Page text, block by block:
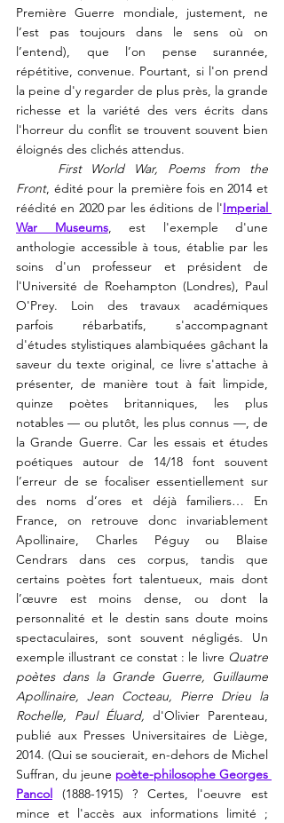
Première Guerre mondiale, justement, ne
l’est pas toujours dans le sens où on
l’entend), que l’on pense surannée,
répétitive, convenue. Pourtant, si l'on prend
la peine d'y regarder de plus près, la grande
richesse et la variété des vers écrits dans
l'horreur du conflit se trouvent souvent bien
éloignés des clichés attendus.
First World War, Poems from the
Front, édité pour la première fois en 2014 et
réédité en 2020 par les éditions de l'Imperial
War Museums,
est l'exemple d'une
anthologie accessible à tous, établie par les
soins d'un professeur et président de
l'Université de Roehampton (Londres), Paul
O'Prey. Loin des travaux académiques
parfois rébarbatifs, s'accompagnant
d'études stylistiques alambiquées gâchant la
saveur du texte original, ce livre s'attache à
présenter, de manière tout à fait limpide,
quinze poètes britanniques, les plus
notables — ou plutôt, les plus connus —, de
la Grande Guerre. Car les essais et études
poétiques autour de 14/18 font souvent
l’erreur de se focaliser essentiellement sur
des noms d’ores et déjà familiers… En
France, on retrouve donc invariablement
Apollinaire, Charles Péguy ou Blaise
Cendrars dans ces corpus, tandis que
certains poètes fort talentueux, mais dont
l’œuvre est moins dense, ou dont la
personnalité et le destin sans doute moins
spectaculaires, sont souvent négligés. Un
exemple illustrant ce constat : le livre Quatre
poètes dans la Grande Guerre, Guillaume
Apollinaire, Jean Cocteau, Pierre Drieu la
Rochelle, Paul Éluard, d'Olivier Parenteau,
publié aux Presses Universitaires de Liège,
2014. (Qui se soucierait, en-dehors de Michel
Suffran, du jeune poète-philosophe Georges
Pancol (1888-1915) ? Certes, l'oeuvre est
mince et l'accès aux informations limité ;